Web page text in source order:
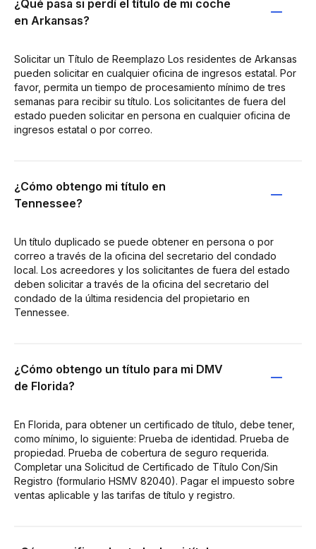
¿Qué pasa si perdí el título de mi coche
en Arkansas?
Solicitar un Título de Reemplazo Los residentes de Arkansas
pueden solicitar en cualquier oficina de ingresos estatal. Por
favor, permita un tiempo de procesamiento mínimo de tres
semanas para recibir su título. Los solicitantes de fuera del
estado pueden solicitar en persona en cualquier oficina de
ingresos estatal o por correo.
¿Cómo obtengo mi título en
Tennessee?
Un título duplicado se puede obtener en persona o por
correo a través de la oficina del secretario del condado
local. Los acreedores y los solicitantes de fuera del estado
deben solicitar a través de la oficina del secretario del
condado de la última residencia del propietario en
Tennessee.
¿Cómo obtengo un título para mi DMV
de Florida?
En Florida, para obtener un certificado de título, debe tener,
como mínimo, lo siguiente: Prueba de identidad. Prueba de
propiedad. Prueba de cobertura de seguro requerida.
Completar una Solicitud de Certificado de Título Con/Sin
Registro (formulario HSMV 82040). Pagar el impuesto sobre
ventas aplicable y las tarifas de título y registro.